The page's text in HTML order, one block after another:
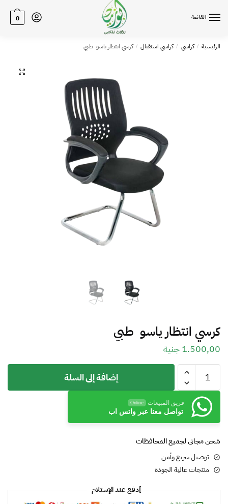
القائمة 0
الرئيسية / كراسي / كراسي استقبال / كرسي انتظار ياسو طبي
كرسي انتظار ياسو طبي
1.500,00جنية
إضافة إلى السلة
فريق المبيعات Online
تواصل معنا عبر واتس اب
شحن مجانى لجميع المحافظات
توصيل سريع وأمن
منتجات عالية الجودة
]دفع عند الإستلام